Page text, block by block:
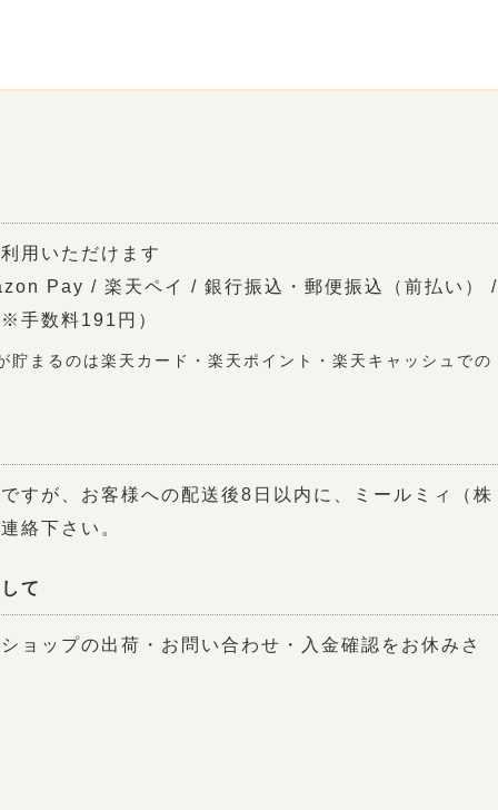
用いただけます
Pay / 楽天ペイ / 銀行振込・郵便振込（前払い） /
手数料191円）
まるのは楽天カード・楽天ポイント・楽天キャッシュでの
すが、お客様への配送後8日以内に、ミールミィ（株
絡下さい。
て
ョップの出荷・お問い合わせ・入金確認をお休みさ